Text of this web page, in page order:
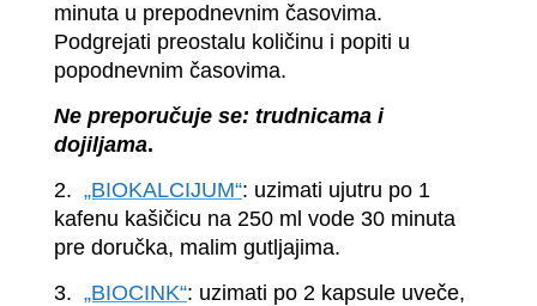
minuta u prepodnevnim časovima.
Podgrejati preostalu količinu i popiti u
popodnevnim časovima.
Ne preporučuje se: trudnicama i
dojiljama.
2. „BIOKALCIJUM“: uzimati ujutru po 1
kafenu kašičicu na 250 ml vode 30 minuta
pre doručka, malim gutljajima.
3. „BIOCINK“: uzimati po 2 kapsule uveče,